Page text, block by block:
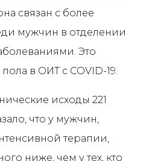
связан с более
мужчин в отделении
Это
в ОИТ с COVID-19.
исходы 221
что у мужчин,
терапии,
ниже, чем у тех, кто